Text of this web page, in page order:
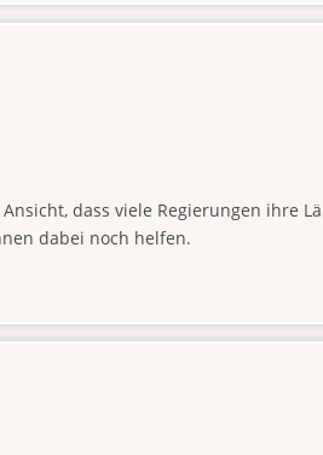
dass viele Regierungen ihre
dabei noch helfen.